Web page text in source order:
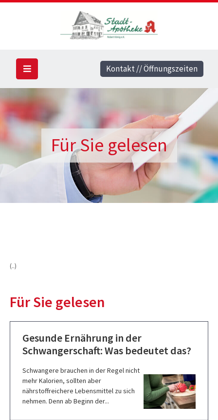
Für Sie gelesen
(..)
Für Sie gelesen
Gesunde Ernährung in der
Schwangerschaft: Was bedeutet das?
Schwangere brauchen in der Regel nicht
mehr Kalorien, sollten aber
nährstoffreichere Lebensmittel zu sich
nehmen. Denn ab Beginn der...
Kontakt // Öffnungszeiten